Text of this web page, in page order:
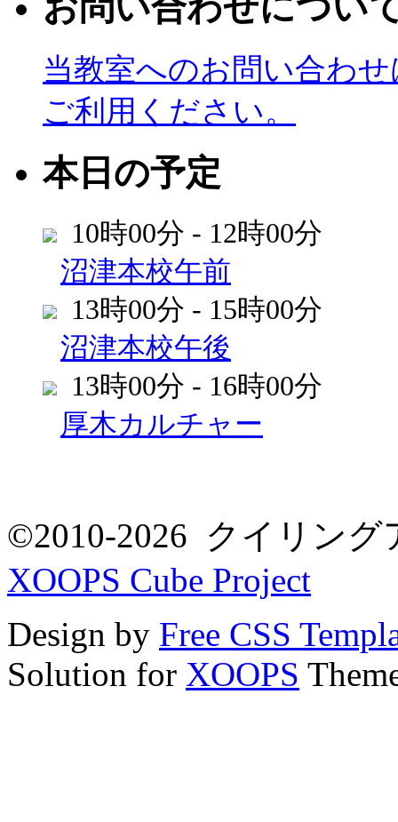
当教室へのお問い合わ
ご利用ください。
本日の予定
10時00分 - 12時00分
沼津本校午前
13時00分 - 15時00分
沼津本校午後
13時00分 - 16時00分
厚木カルチャー
©2010-2026 クイリング
XOOPS Cube Project
Design by Free CSS
Solution for XOOPS